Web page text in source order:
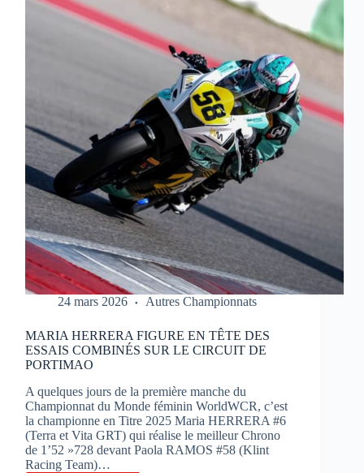
WSBK
EN
REMPORTANT
PORTIMAO
24 mars 2026 Autres Championnats
MARIA HERRERA FIGURE EN TÊTE DES
ESSAIS COMBINÉS SUR LE CIRCUIT DE
PORTIMAO
A quelques jours de la première manche du
Championnat du Monde féminin WorldWCR, c’est
la championne en Titre 2025 Maria HERRERA #6
(Terra et Vita GRT) qui réalise le meilleur Chrono
de 1’52 »728 devant Paola RAMOS #58 (Klint
Racing Team)…